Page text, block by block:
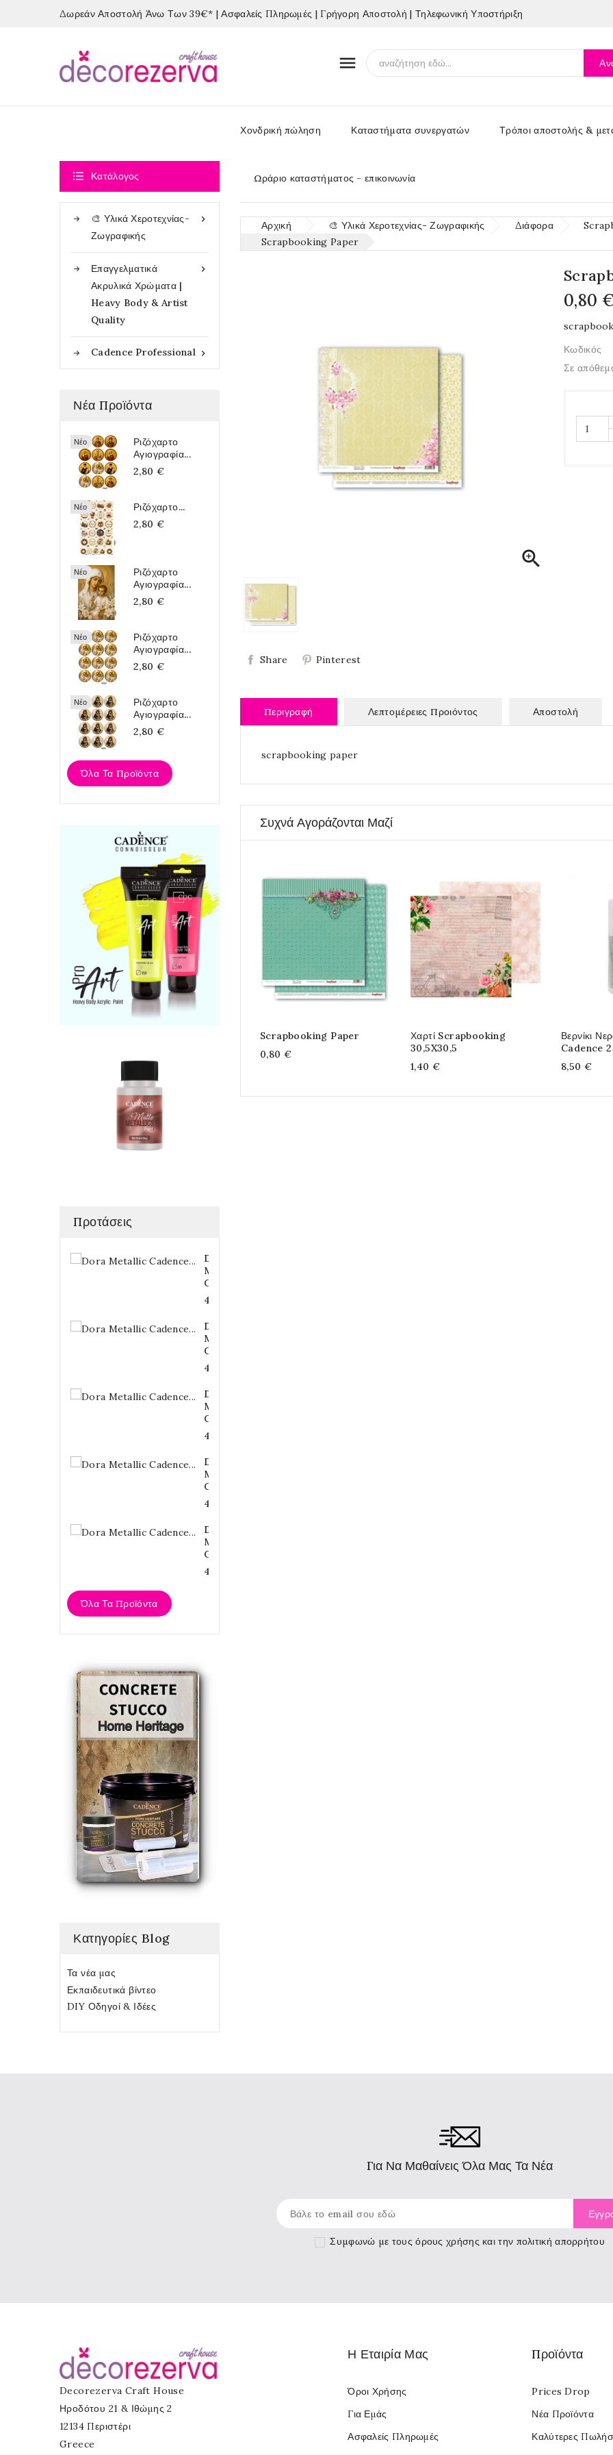
Δωρεάν Αποστολή Άνω Των 39€* | Ασφαλείς Πληρωμές | Γρήγορη Αποστολή | Τηλεφωνική Υποστήριξη

Χονδρική πώληση Καταστήματα συνεργατών Τρόποι αποστολής &
Ωράριο καταστήματος - επικοινωνία
 Κατάλογος

🎨 Υλικά Χεροτεχνίας-
Ζωγραφικής

Επαγγελματικά
Ακρυλικά Χρώματα |
Heavy Body & Artist
Quality

Cadence Professional
Νέα Προϊόντα
Νέο
Ριζόχαρτο
Αγιογραφία...
2,80 €
Νέο
Ριζόχαρτο...
2,80 €
Νέο
Ριζόχαρτο
Αγιογραφία...
2,80 €
Νέο
Ριζόχαρτο
Αγιογραφία...
2,80 €
Νέο
Ριζόχαρτο
Αγιογραφία...
2,80 €
Όλα Τα Προϊόντα
Προτάσεις
Dora
Metallic
Cadence...
4,20 €
Dora
Metallic
Cadence...
4,20 €
Dora
Metallic
Cadence...
4,20 €
Dora
Metallic
Cadence...
4,20 €
Dora
Metallic
Cadence...
4,20 €
Όλα Τα Προϊόντα
Κατηγορίες Blog
Τα νέα μας
Εκπαιδευτικά βίντεο
DIY Οδηγοί & Ιδέες
Αρχική 🎨 Υλικά Χεροτεχνίας- Ζωγραφικής Διάφορα
Scrapbooking Paper

Share Pinterest
0,80
Κωδικός
Σε
Περιγραφή Λεπτομέρειες Προιόντος Αποστολή
scrapbooking paper
Συχνά Αγοράζονται Μαζί
Scrapbooking Paper
0,80 €
Χαρτί Scrapbooking
30,5X30,5
1,40 €
Βερνίκι
Cadence
8,50 €
Για Να Μαθαίνεις Όλα Μας Τα Νέα
Συμφωνώ με τουςόρους χρήσης και την πολιτική απορρήτου
Decorezerva Craft House
Ηροδότου 21 & Ιθώμης 2
12134 Περιστέρι
Greece
Προϊόντα
Prices Drop
Νέα Προϊόντα
Καλύτερες
Η Εταιρία Μας
Όροι Χρήσης
Για Εμάς
Ασφαλείς Πληρωμές